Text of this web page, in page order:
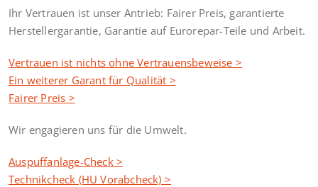
Ihr Vertrauen ist unser Antrieb: Fairer Preis, garantierte
Herstellergarantie, Garantie auf Eurorepar-Teile und Arbeit.
Vertrauen ist nichts ohne Vertrauensbeweise >
Ein weiterer Garant für Qualität >
Fairer Preis >
Wir engagieren uns für die Umwelt.
Auspuffanlage-Check >
Technikcheck (HU Vorabcheck) >